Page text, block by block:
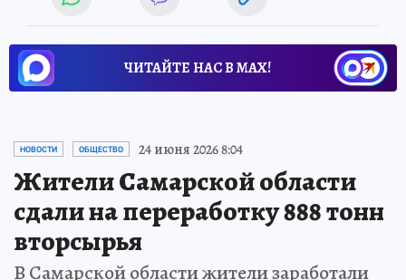
ЧИТАЙТЕ НАС В МАХ!
НОВОСТИ ОБЩЕСТВО 24 июня 2026 8:04
Жители Самарской области
сдали на переработку 888 тонн
вторсырья
В Самарской области жители заработали